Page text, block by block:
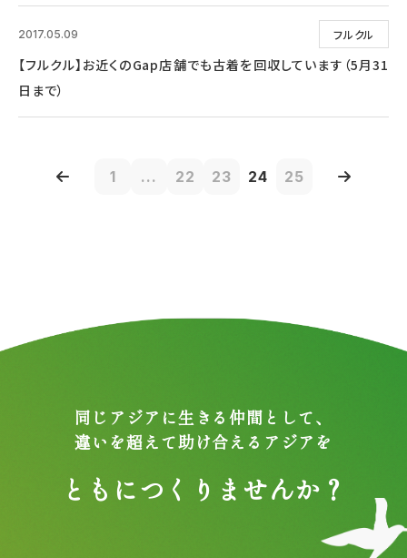
フルクル
2017.05.09
【フルクル】お近くのGap店舗でも古着を回収しています（5月31
日まで）
1 ... 22 23 24 25
同じアジアに生きる仲間として、
違いを超えて助け合えるアジアを
ともにつくりませんか？